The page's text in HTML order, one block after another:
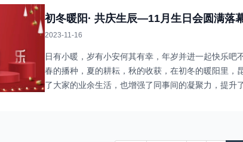
初冬暖阳· 共庆生辰—11月生日会圆满落
2023-11-16
日有小暖，岁有小安何其有幸，年岁并进一起快乐
春的播种，夏的耕耘，秋的收获，在初冬的暖阳里，
了大家的业余生活，也增强了同事间的凝聚力，提升